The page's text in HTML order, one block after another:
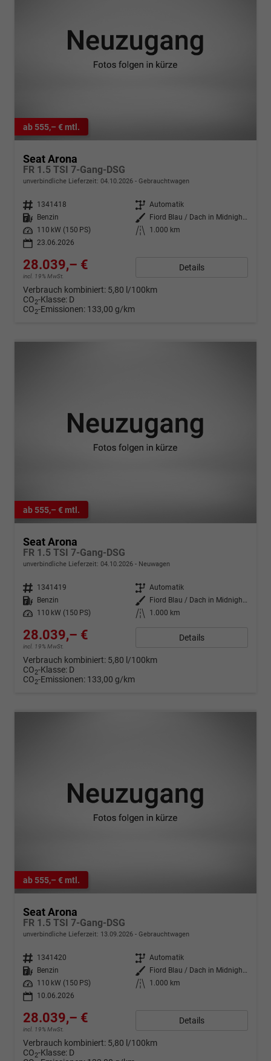
ab 555,– € mtl.
Seat Arona
FR 1.5 TSI 7-Gang-DSG
unverbindliche Lieferzeit: 04.10.2026 Gebrauchtwagen
Fahrzeugnr. 1341418 Getriebe Automatik
Kraftstoff
Benzin Außenfarbe
Fiord Blau / Dach in Midnight Schwarz Metallic
Leistung
110 kW (150 PS) Kilometerstand
1.000 km
23.06.2026
28.039,– €
incl. 19% MwSt.
Details
Verbrauch kombiniert: 5,80 l/100km
CO2-Klasse: D
CO2-Emissionen: 133,00 g/km
ab 555,– € mtl.
Seat Arona
FR 1.5 TSI 7-Gang-DSG
unverbindliche Lieferzeit: 04.10.2026 Neuwagen
Fahrzeugnr. 1341419 Getriebe Automatik
Kraftstoff
Benzin Außenfarbe
Fiord Blau / Dach in Midnight Schwarz Metallic
Leistung
110 kW (150 PS) Kilometerstand 1.000 km
28.039,– €
incl. 19% MwSt.
Details
Verbrauch kombiniert: 5,80 l/100km
CO2-Klasse: D
CO2-Emissionen: 133,00 g/km
ab 555,– € mtl.
Seat Arona
FR 1.5 TSI 7-Gang-DSG
unverbindliche Lieferzeit: 13.09.2026 Gebrauchtwagen
Fahrzeugnr. 1341420 Getriebe Automatik
Kraftstoff
Benzin Außenfarbe
Fiord Blau / Dach in Midnight Schwarz Metallic
Leistung
110 kW (150 PS) Kilometerstand
1.000 km
10.06.2026
28.039,– €
incl. 19% MwSt.
Details
Verbrauch kombiniert: 5,80 l/100km
CO2-Klasse: D